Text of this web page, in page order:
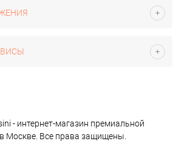
- интернет-магазин премиальной
Москве. Все права защищены.